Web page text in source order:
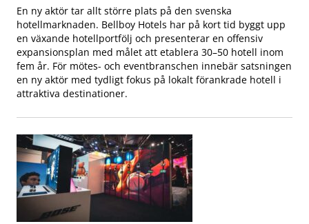
En ny aktör tar allt större plats på den svenska
hotellmarknaden. Bellboy Hotels har på kort tid byggt upp
en växande hotellportfölj och presenterar en offensiv
expansionsplan med målet att etablera 30–50 hotell inom
fem år. För mötes- och eventbranschen innebär satsningen
en ny aktör med tydligt fokus på lokalt förankrade hotell i
attraktiva destinationer.